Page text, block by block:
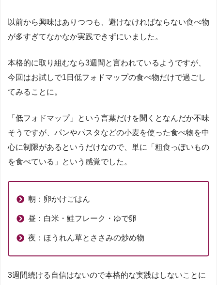
以前から興味はありつつも、避けなければならない食べ物
が多すぎてなかなか実践できずにいました。
本格的に取り組むなら3週間と言われているようですが、
今回はお試しで1日低フォドマップの食べ物だけで過ごし
てみることに。
「低フォドマップ」という言葉だけを聞くとなんだか不味
そうですが、パンやパスタなどの小麦を使った食べ物を中
心に制限があるというだけなので、単に「粗食っぽいもの
を食べている」という感覚でした。
朝：卵かけごはん
昼：白米・鮭フレーク・ゆで卵
夜：ほうれん草とささみの炒め物
3週間続ける自信はないので本格的な実践はしないことに